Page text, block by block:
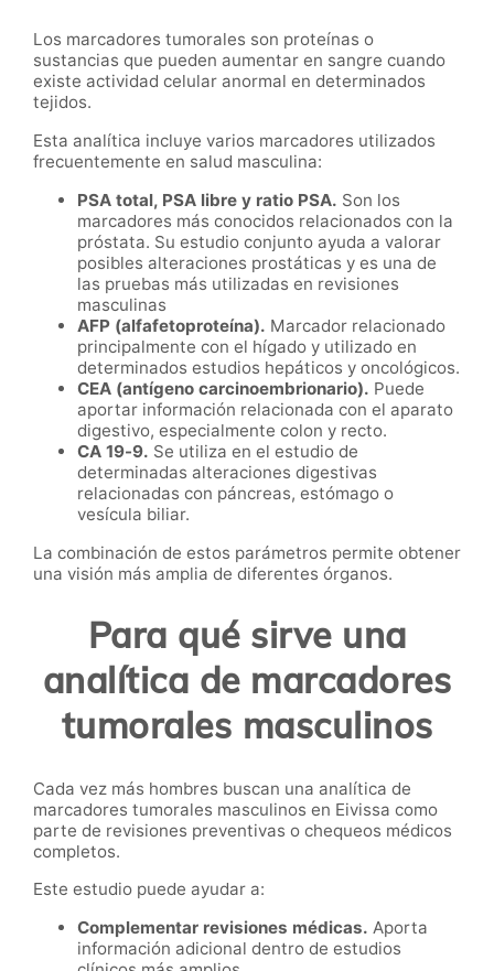
Los marcadores tumorales son proteínas o
sustancias que pueden aumentar en sangre cuando
existe actividad celular anormal en determinados
tejidos.
Esta analítica incluye varios marcadores utilizados
frecuentemente en salud masculina:
PSA total, PSA libre y ratio PSA. Son los
marcadores más conocidos relacionados con la
próstata. Su estudio conjunto ayuda a valorar
posibles alteraciones prostáticas y es una de
las pruebas más utilizadas en revisiones
masculinas
AFP (alfafetoproteína). Marcador relacionado
principalmente con el hígado y utilizado en
determinados estudios hepáticos y oncológicos.
CEA (antígeno carcinoembrionario). Puede
aportar información relacionada con el aparato
digestivo, especialmente colon y recto.
CA 19-9. Se utiliza en el estudio de
determinadas alteraciones digestivas
relacionadas con páncreas, estómago o
vesícula biliar.
La combinación de estos parámetros permite obtener
una visión más amplia de diferentes órganos.
Para qué sirve una
analítica de marcadores
tumorales masculinos
Cada vez más hombres buscan una analítica de
marcadores tumorales masculinos en Eivissa como
parte de revisiones preventivas o chequeos médicos
completos.
Este estudio puede ayudar a:
Complementar revisiones médicas. Aporta
información adicional dentro de estudios